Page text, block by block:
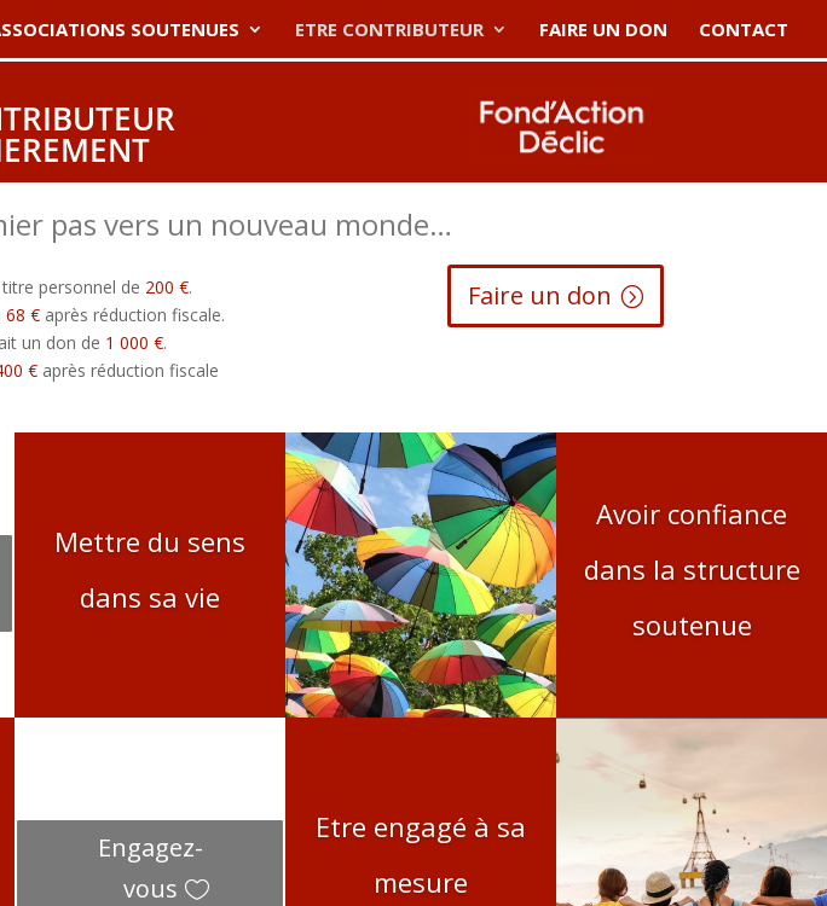
SOUTENUES ETRE CONTRIBUTEUR FAIRE UN DON CONTACT
pas vers un nouveau monde…
personnel de 200 €.
68 € après réduction fiscale.
un don de 1 000 €.
€ après réduction fiscale
Faire un don
Mettre du sens
dans sa vie
Avoir confiance
dans la structure
soutenue
Engagez-
vous
Etre engagé à sa
mesure